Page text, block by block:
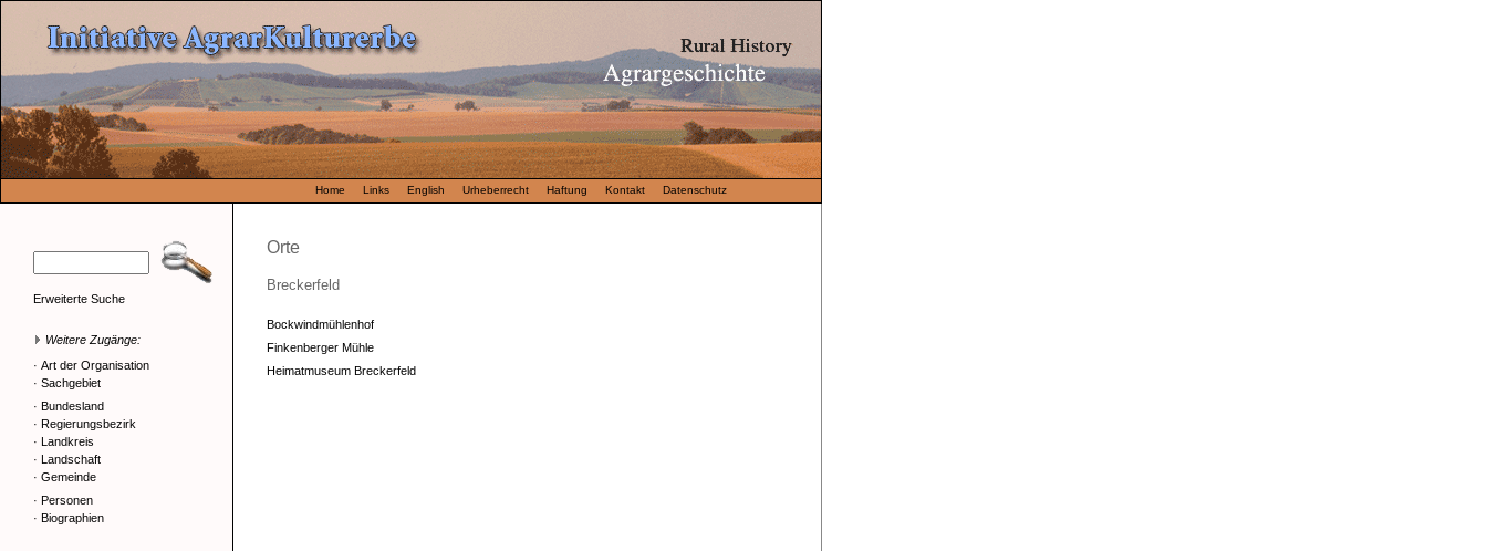
Home Links English Urheberrecht Haftung Kontakt Datenschutz
Erweiterte Suche
Weitere Zugänge:
· Art der Organisation
· Sachgebiet
· Bundesland
· Regierungsbezirk
· Landkreis
· Landschaft
· Gemeinde
· Personen
· Biographien
Orte
Breckerfeld
Bockwindmühlenhof
Finkenberger Mühle
Heimatmuseum Breckerfeld